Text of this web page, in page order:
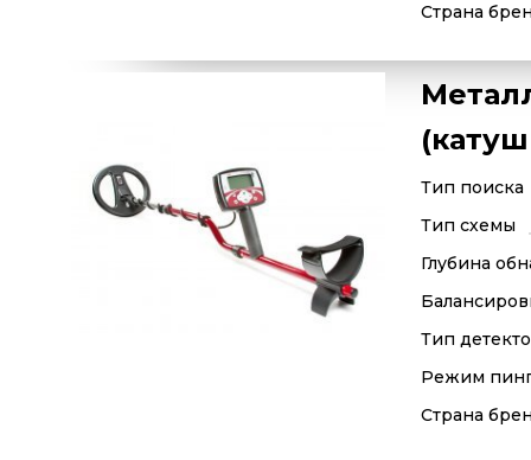
Страна
Тип поиска
Тип схемы
Глубина
Тип
Режим
Страна